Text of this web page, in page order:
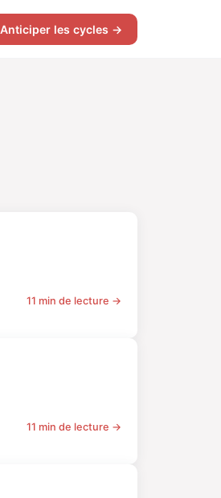
Anticiper les cycles →
11 min de lecture →
11 min de lecture →